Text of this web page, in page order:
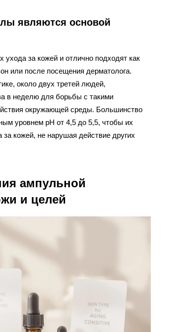
являются основой
за кожей и отлично подходят как
или после посещения дерматолога.
около двух третей людей,
в неделю для борьбы с такими
окружающей среды. Большинство
уровнем pH от 4,5 до 5,5, чтобы их
кожей, не нарушая действие других
ампульной
и целей